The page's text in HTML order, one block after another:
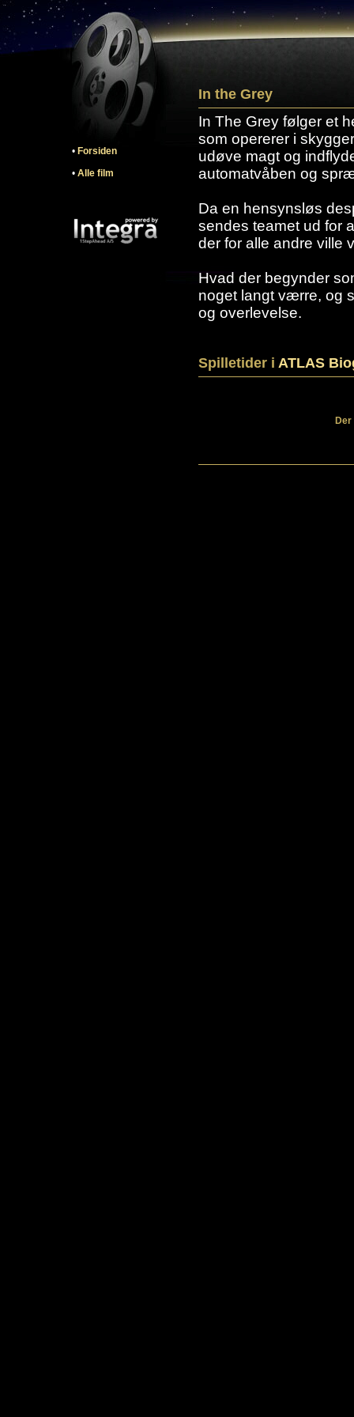
• Forsiden
• Alle film
In the Grey
In The Grey følger et
som opererer i
udøve magt og
automatvåben og
Da en hensynsløs
sendes teamet ud for
der for alle andre ville
Hvad der begynder
noget langt værre, og
og overlevelse.
Spilletider i ATLAS